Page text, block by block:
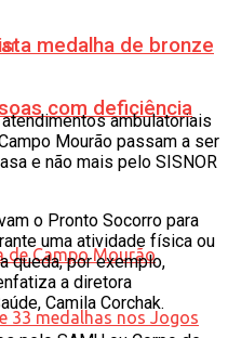
medalha de bronze
com deficiência
ambulatoriais
Mourão passam a ser
e não mais pelo SISNOR
o Pronto Socorro para
uma atividade física ou
queda, por exemplo,
a diretora
Camila Corchak.